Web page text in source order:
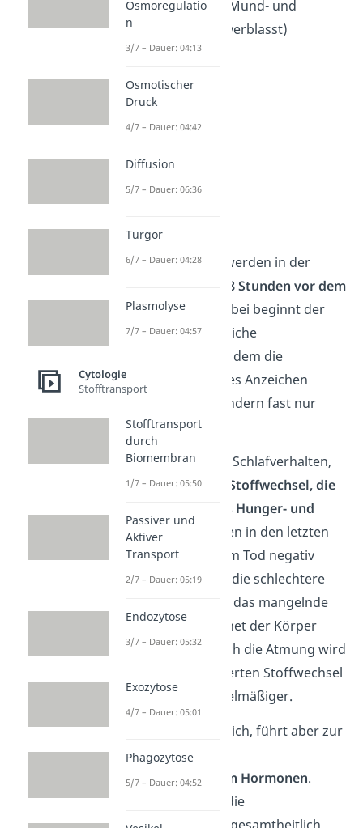
Todesdreieck (Mund- und
Nasenbereich verblasst)
Finalphase
In der Finalphase werden in der
48 Stunden vor dem
Todabgebildet. Dabei beginnt der
eigentliche körperliche
Sterbeprozess, bei dem die
Menschen als erstes Anzeichen
weniger reden, sondern fast nur
noch schlafen.
Aber nicht nur das Schlafverhalten,
sondern auch der
Stoffwechsel, die
Durchblutung, das Hunger- und
Durstgefühl
werden in den letzten
24 Stunden vor dem Tod negativ
beeinflusst. Durch die schlechtere
Durchblutung und das mangelnde
Durstgefühl trocknet der Körper
allmählich aus. Auch die Atmung wird
durch den verringerten Stoffwechsel
flacher und unregelmäßiger.
Das klingt schrecklich, führt aber zur
Ausschüttung von
schmerzlindernden Hormonen.
Insgesamt lassen die
Osmoregulatio
n
3/7 – Dauer: 04:13
Osmotischer
Druck
4/7 – Dauer: 04:42
Diffusion
5/7 – Dauer: 06:36
Turgor
6/7 – Dauer: 04:28
Plasmolyse
7/7 – Dauer: 04:57
Cytologie
Stofftransport
Stofftransport
durch
Biomembran
1/7 – Dauer: 05:50
Passiver und
Aktiver
Transport
2/7 – Dauer: 05:19
Endozytose
3/7 – Dauer: 05:32
Exozytose
4/7 – Dauer: 05:01
Phagozytose
5/7 – Dauer: 04:52